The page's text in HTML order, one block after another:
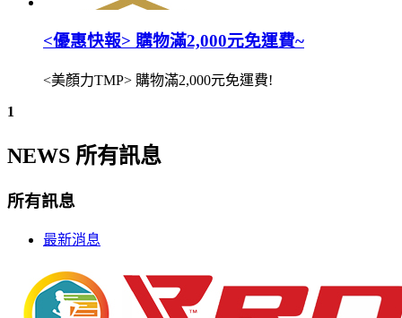
<優惠快報> 購物滿2,000元免運費~
<美顏力TMP> 購物滿2,000元免運費!
1
NEWS 所有訊息
所有訊息
最新消息